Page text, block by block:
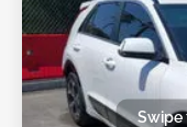
Swipe